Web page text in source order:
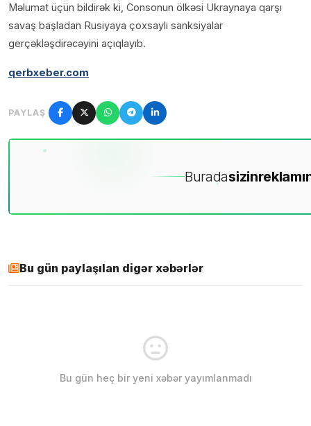
Məlumat üçün bildirək ki, Consonun ölkəsi Ukraynaya qarşı
savaş başladan Rusiyaya çoxsaylı sanksiyalar
gerçəkləşdirəcəyini açıqlayıb.
qerbxeber.com
PAYLAŞ
Buradasizin
Bu gün paylaşılan digər xəbərlər
Bu gün heç bir yeni xəbər yayımlanmadı